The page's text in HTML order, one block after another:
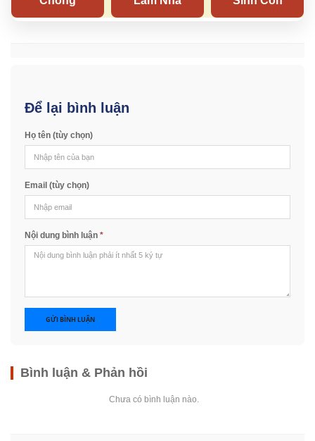
Để lại bình luận
Họ tên (tùy chọn)
Email (tùy chọn)
Nội dung bình luận *
GỬI BÌNH LUẬN
Bình luận & Phản hồi
Chưa có bình luận nào.